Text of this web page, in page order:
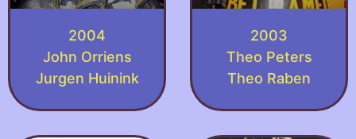
2004
John Orriens
Jurgen Huinink
2003
Theo Peters
Theo Raben